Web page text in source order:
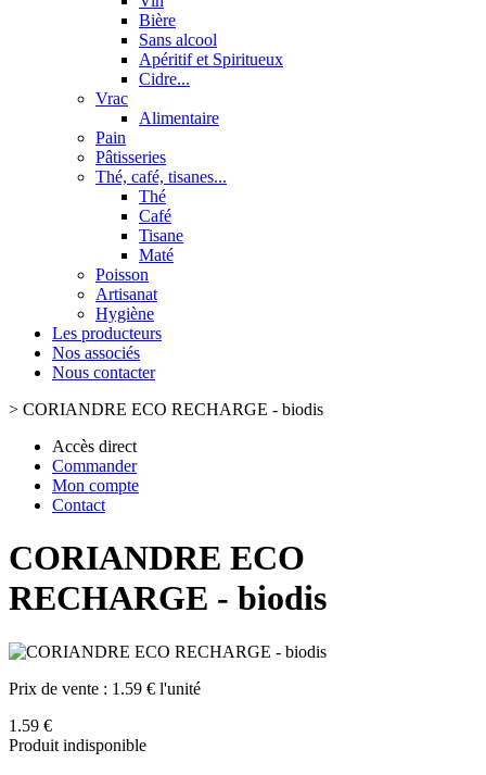
Bière
Sans alcool
Apéritif et Spiritueux
Cidre...
Vrac
Alimentaire
Pain
Pâtisseries
Thé, café, tisanes...
Thé
Café
Tisane
Maté
Poisson
Artisanat
Hygiène
Les producteurs
Nos associés
Nous contacter
> CORIANDRE ECO RECHARGE - biodis
Accès direct
Commander
Mon compte
Contact
CORIANDRE ECO
RECHARGE - biodis
Prix de vente : 1.59 € l'unité
1.59 €
Produit indisponible